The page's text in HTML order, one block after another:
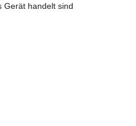
Gerät handelt sind